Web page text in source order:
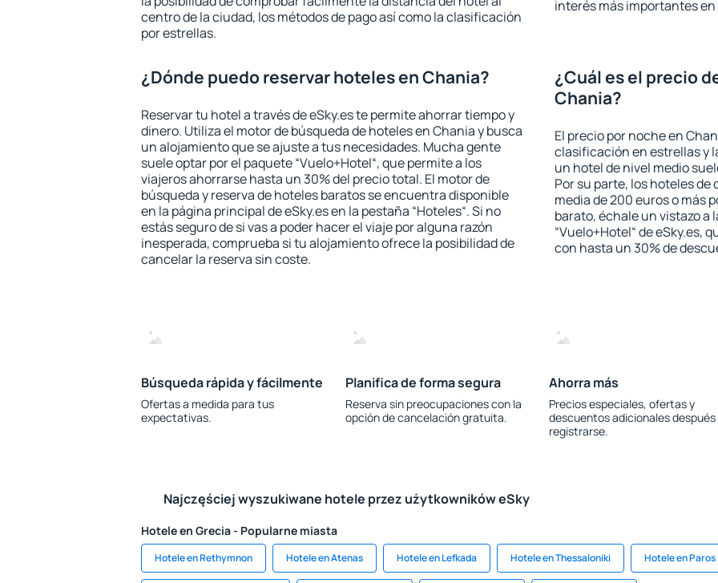
centro de la ciudad, los métodos de pago así como la clasificación
por estrellas.
interés más importantes
¿Dónde puedo reservar hoteles en Chania?
Reservar tu hotel a través de eSky.es te permite ahorrar tiempo y
dinero. Utiliza el motor de búsqueda de hoteles en Chania y busca
un alojamiento que se ajuste a tus necesidades. Mucha gente
suele optar por el paquete “Vuelo+Hotel“, que permite a los
viajeros ahorrarse hasta un 30% del precio total. El motor de
búsqueda y reserva de hoteles baratos se encuentra disponible
en la página principal de eSky.es en la pestaña “Hoteles“. Si no
estás seguro de si vas a poder hacer el viaje por alguna razón
inesperada, comprueba si tu alojamiento ofrece la posibilidad de
cancelar la reserva sin coste.
¿Cuál es el precio
Chania?
El precio por noche en
clasificación en estrellas y
un hotel de nivel medio
Por su parte, los hoteles
media de 200 euros o más
barato, échale un vistazo a
“Vuelo+Hotel“ de eSky.es,
con hasta un 30% de
Búsqueda rápida y fácilmente
Ofertas a medida para tus
expectativas.
Planifica de forma segura
Reserva sin preocupaciones con la
opción de cancelación gratuita.
Ahorra más
Precios especiales, ofertas y
descuentos adicionales después
registrarse.
Najczęściej wyszukiwane hotele przez użytkowników eSky
Hotele en Grecia - Popularne miasta
Hotele en Rethymnon Hotele en Atenas Hotele en Lefkada Hotele en Thessaloniki Hotele en Paros